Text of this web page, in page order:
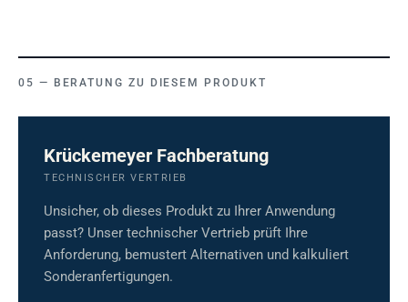
BERATUNG ZU DIESEM PRODUKT
Krückemeyer Fachberatung
TECHNISCHER VERTRIEB
Unsicher, ob dieses Produkt zu Ihrer Anwendung
passt? Unser technischer Vertrieb prüft Ihre
Anforderung, bemustert Alternativen und kalkuliert
Sonderanfertigungen.